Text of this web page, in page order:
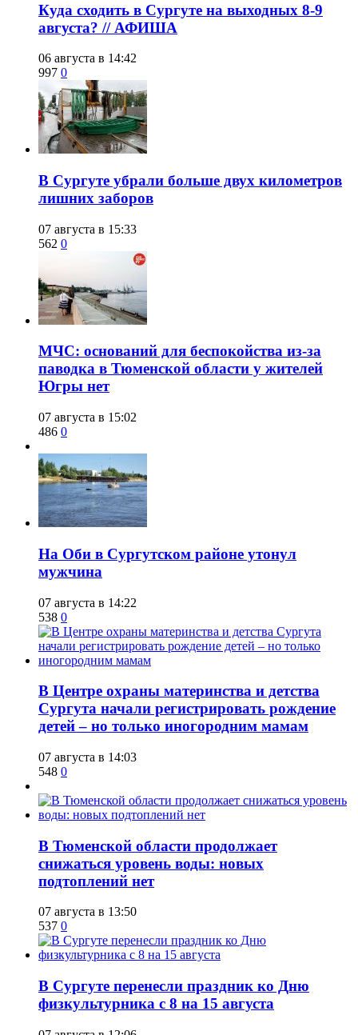
​Куда сходить в Сургуте на выходных 8-9
августа? // АФИША
06 августа в 14:42
997 0
​В Сургуте убрали больше двух километров
лишних заборов
07 августа в 15:33
562 0
​МЧС: оснований для беспокойства из-за
паводка в Тюменской области у жителей
Югры нет
07 августа в 15:02
486 0
​На Оби в Сургутском районе утонул
мужчина
07 августа в 14:22
538 0
​В Центре охраны материнства и детства
Сургута начали регистрировать рождение
детей – но только иногородним мамам
07 августа в 14:03
548 0
​В Тюменской области продолжает
снижаться уровень воды: новых
подтоплений нет
07 августа в 13:50
537 0
​В Сургуте перенесли праздник ко Дню
физкультурника с 8 на 15 августа